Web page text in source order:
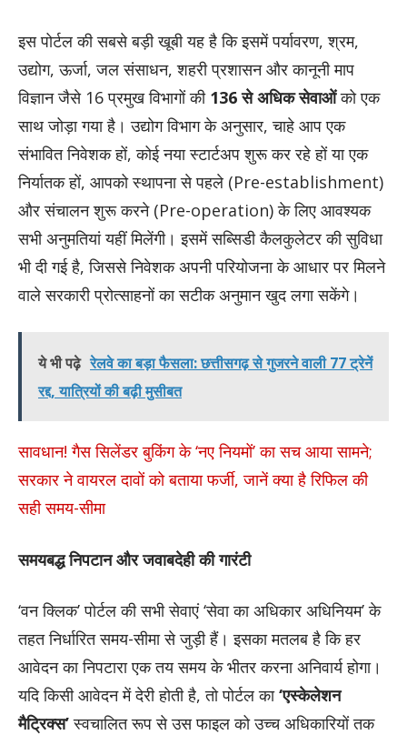
इस पोर्टल की सबसे बड़ी खूबी यह है कि इसमें पर्यावरण, श्रम,
उद्योग, ऊर्जा, जल संसाधन, शहरी प्रशासन और कानूनी माप
विज्ञान जैसे 16 प्रमुख विभागों की 136 से अधिक सेवाओंको एक
साथ जोड़ा गया है। उद्योग विभाग के अनुसार, चाहे आप एक
संभावित निवेशक हों, कोई नया स्टार्टअप शुरू कर रहे हों या एक
निर्यातक हों, आपको स्थापना से पहले (Pre-establishment)
और संचालन शुरू करने (Pre-operation) के लिए आवश्यक
सभी अनुमतियां यहीं मिलेंगी। इसमें सब्सिडी कैलकुलेटर की सुविधा
भी दी गई है, जिससे निवेशक अपनी परियोजना के आधार पर मिलने
वाले सरकारी प्रोत्साहनों का सटीक अनुमान खुद लगा सकेंगे।
ये भी पढ़े रेलवे का बड़ा फैसला: छत्तीसगढ़ से गुजरने वाली 77 ट्रेनें
रद्द, यात्रियों की बढ़ी मुसीबत
सावधान! गैस सिलेंडर बुकिंग के ‘नए नियमों’ का सच आया सामने;
सरकार ने वायरल दावों को बताया फर्जी, जानें क्या है रिफिल की
सही समय-सीमा
समयबद्ध निपटान और जवाबदेही की गारंटी
‘वन क्लिक’ पोर्टल की सभी सेवाएं ‘सेवा का अधिकार अधिनियम’ के
तहत निर्धारित समय-सीमा से जुड़ी हैं। इसका मतलब है कि हर
आवेदन का निपटारा एक तय समय के भीतर करना अनिवार्य होगा।
यदि किसी आवेदन में देरी होती है, तो पोर्टल का‘एस्केलेशन
मैट्रिक्स’स्वचालित रूप से उस फाइल को उच्च अधिकारियों तक